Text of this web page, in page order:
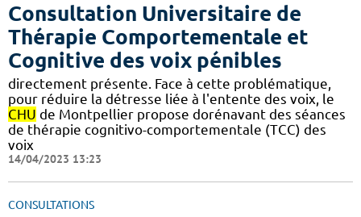
Consultation Universitaire de
Thérapie Comportementale et
Cognitive des voix pénibles
directement présente. Face à cette problématique,
pour réduire la détresse liée à l'entente des voix, le
CHU de Montpellier propose dorénavant des séances
de thérapie cognitivo-comportementale (TCC) des
voix
14/04/2023 13:23
CONSULTATIONS